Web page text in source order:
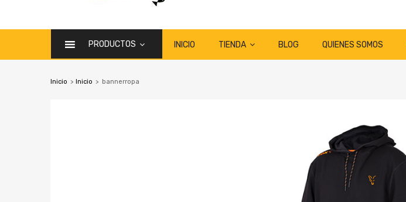
PRODUCTOS INICIO TIENDA BLOG QUIENES SOMOS
Inicio > Inicio > bannerropa